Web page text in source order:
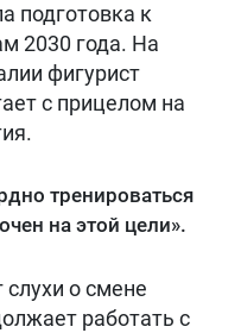
подготовка к
2030 года. На
фигурист
с прицелом на
тренироваться
на этой цели».
о смене
работать с